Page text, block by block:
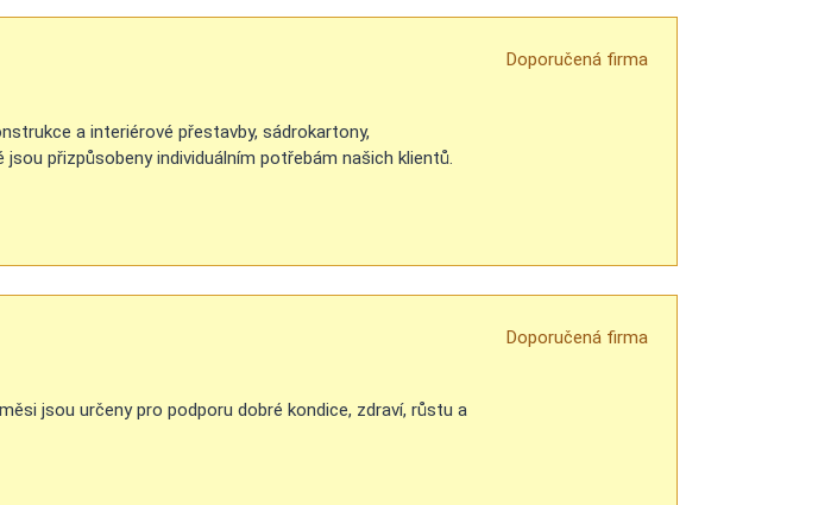
a interiérové přestavby, sádrokartony,
přizpůsobeny individuálním potřebám našich klientů.
Doporučená firma
jsou určeny pro podporu dobré kondice, zdraví, růstu a
Doporučená firma